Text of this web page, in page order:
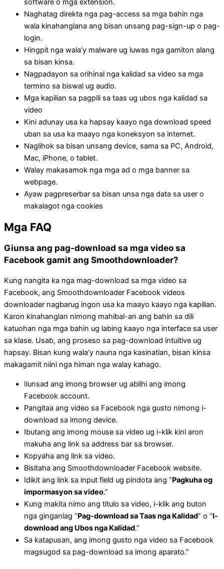
software o mga extension.
Naghatag direkta nga pag-access sa mga bahin nga
wala kinahanglana ang bisan unsang pag-sign-up o pag-
login.
Hingpit nga wala’y malware ug luwas nga gamiton alang
sa bisan kinsa.
Nagpadayon sa orihinal nga kalidad sa video sa mga
termino sa biswal ug audio.
Mga kapilian sa pagpili sa taas ug ubos nga kalidad sa
video
Kini adunay usa ka hapsay kaayo nga download speed
uban sa usa ka maayo nga koneksyon sa internet.
Naglihok sa bisan unsang device, sama sa PC, Android,
Mac, iPhone, o tablet.
Walay makasamok nga mga ad o mga banner sa
webpage.
Ayaw pagpreserbar sa bisan unsa nga data sa user o
makalagot nga cookies
Mga FAQ
Giunsa ang pag-download sa mga video sa
Facebook gamit ang Smoothdownloader?
Kung nangita ka nga mag-download sa mga video sa
Facebook, ang Smoothdownloader Facebook videos
downloader nagbarug ingon usa ka maayo kaayo nga kapilian.
Karon kinahanglan nimong mahibal-an ang bahin sa dili
katuohan nga mga bahin ug labing kaayo nga interface sa user
sa klase. Usab, ang proseso sa pag-download intuitive ug
hapsay. Bisan kung wala’y nauna nga kasinatian, bisan kinsa
makagamit niini nga himan nga walay kahago.
Ilunsad ang imong browser ug ablihi ang imong
Facebook account.
Pangitaa ang video sa Facebook nga gusto nimong i-
download sa imong device.
Ibutang ang imong mouse sa video ug i-klik kini aron
makuha ang link sa address bar sa browser.
Kopyaha ang link sa video.
Bisitaha ang Smoothdownloader Facebook website.
Idikit ang link sa input field ug pindota ang “Pagkuha og
impormasyon sa video.”
Kung makita nimo ang titulo sa video, i-klik ang buton
nga ginganlag “Pag-download sa Taas nga Kalidad” o “I-
download ang Ubos nga Kalidad.”
Sa katapusan, ang imong gusto nga video sa Facebook
magsugod sa pag-download sa imong aparato.”